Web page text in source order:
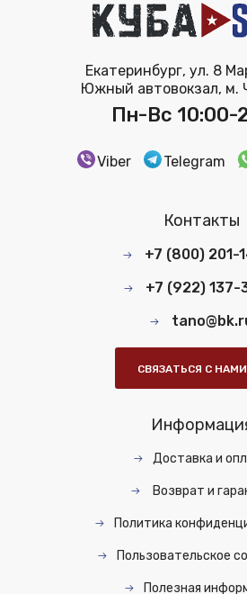
Екатеринбург, ул. 8
Южный автовокзал, м.
Пн-Вс 10:00-
Viber Telegram
Контакты
+7 (800) 201-
+7 (922) 137-
СВЯЗАТЬСЯ С НАМИ
Доставка и
Возврат и
Политика
Пользовательское
Полезная